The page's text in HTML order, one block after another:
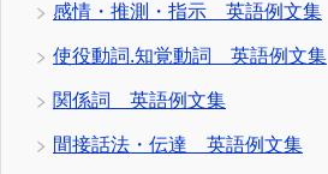
感情・推測・指示 英語例文集
使役動詞.知覚動詞 英語例文集
関係詞 英語例文集
間接話法・伝達 英語例文集